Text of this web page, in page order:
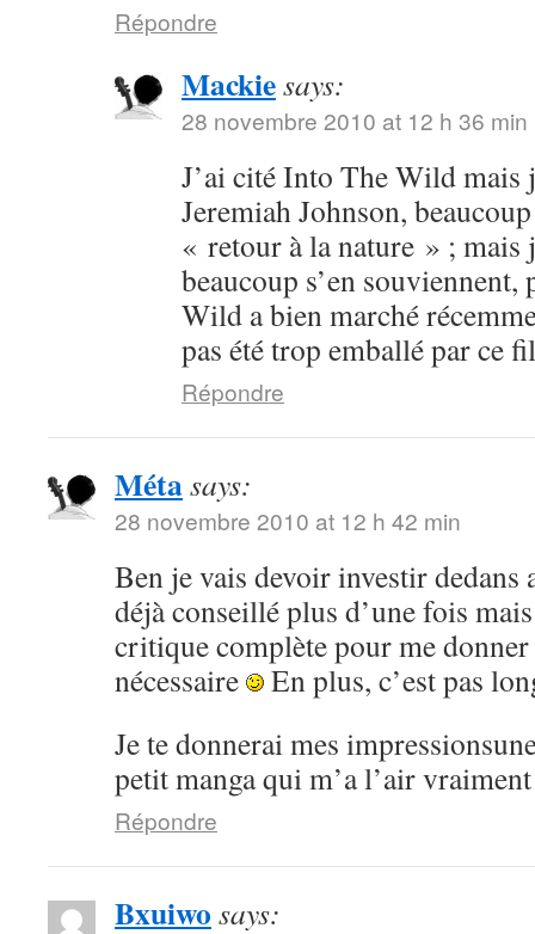
Répondre
Mackiesays:
28 novembre 2010 at 12 h 36 min
J’ai cité Into The Wild mais
Jeremiah Johnson,
« retour à la nature » ; mais
beaucoup s’en
Wild a bien marché
pas été trop emballé par ce
Répondre
Métasays:
28 novembre 2010 at 12 h 42 min
Ben je vais devoir investir dedans
déjà conseillé plus d’une fois
critique complète pour me
nécessaire
En plus, c’est pas
Je te donnerai mes
petit manga qui m’a l’air
Répondre
Bxuiwo says: